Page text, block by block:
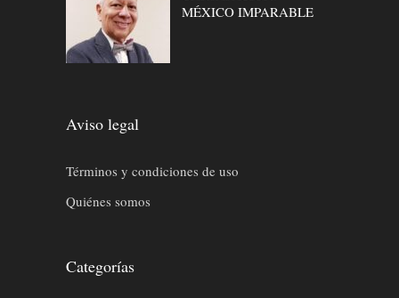
MÉXICO IMPARABLE
Aviso legal
Términos y condiciones de uso
Quiénes somos
Categorías